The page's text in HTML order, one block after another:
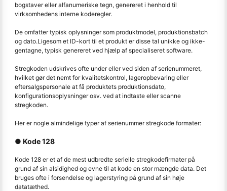
bogstaver eller alfanumeriske tegn, genereret i henhold til
virksomhedens interne koderegler.
De omfatter typisk oplysninger som produktmodel, produktionsbatch
og dato.Ligesom et ID-kort til et produkt er disse tal unikke og ikke-
gentagne, typisk genereret ved hjælp af specialiseret software.
Stregkoden udskrives ofte under eller ved siden af serienummeret,
hvilket gør det nemt for kvalitetskontrol, lageropbevaring eller
eftersalgspersonale at få produktets produktionsdato,
konfigurationsoplysninger osv. ved at indtaste eller scanne
stregkoden.
Her er nogle almindelige typer af serienummer stregkode formater:
● Kode 128
Kode 128 er et af de mest udbredte serielle stregkodefirmater på
grund af sin alsidighed og evne til at kode en stor mængde data. Det
bruges ofte i forsendelse og lagerstyring på grund af sin høje
datatæthed.